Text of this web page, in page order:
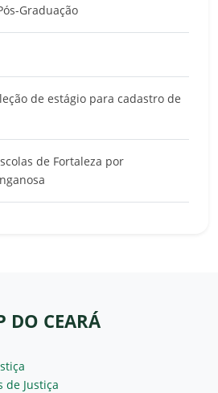
Graduação
de estágio para cadastro de
de Fortaleza por
DO CEARÁ
de Justiça